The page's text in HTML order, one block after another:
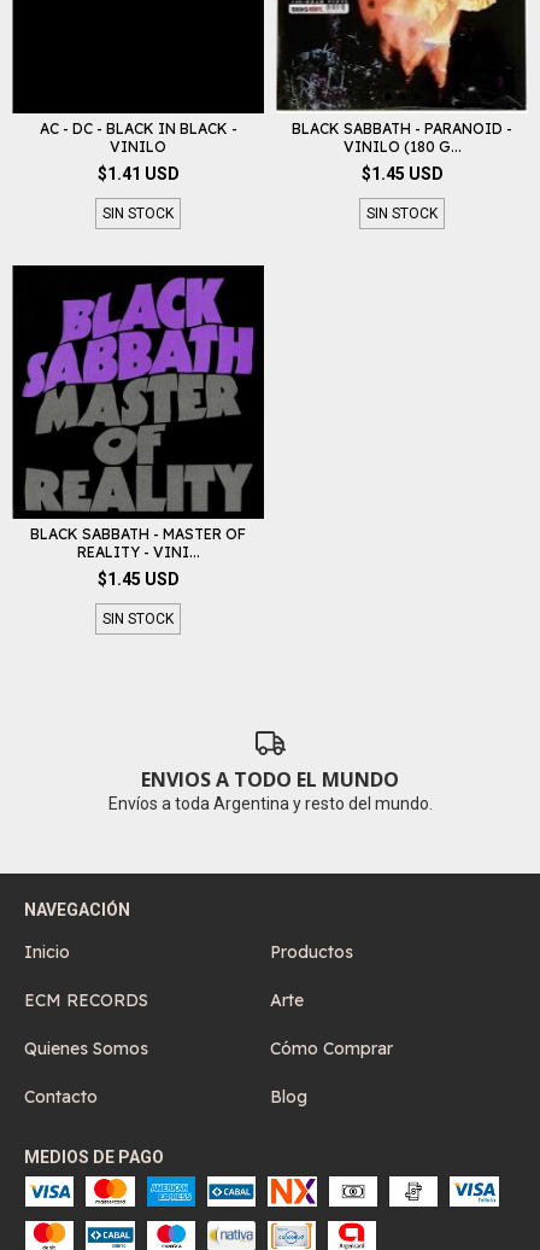
AC - DC - BLACK IN BLACK -
VINILO
$1.41 USD
SIN STOCK
BLACK SABBATH - PARANOID -
VINILO (180 G...
$1.45 USD
SIN STOCK
BLACK SABBATH - MASTER OF
REALITY - VINI...
$1.45 USD
SIN STOCK
ENVIOS A TODO EL MUNDO
Envíos a toda Argentina y resto del mundo.
NAVEGACIÓN
Inicio Productos
ECM RECORDS Arte
Quienes Somos Cómo Comprar
Contacto Blog
MEDIOS DE PAGO